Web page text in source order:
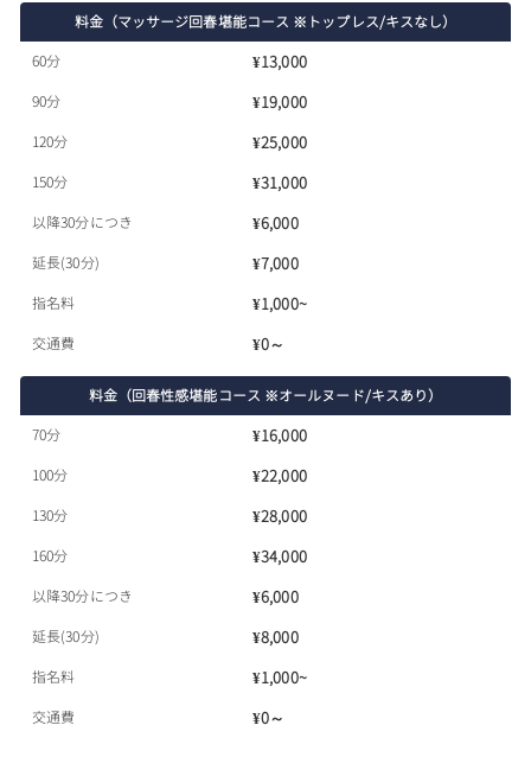
料金（マッサージ回春堪能コース ※トップレス/キスなし）
60分
¥13,000
90分 ¥19,000
120分 ¥25,000
150分 ¥31,000
以降30分につき ¥6,000
延長(30分) ¥7,000
指名料 ¥1,000~
交通費 ¥0～
料金（回春性感堪能コース ※オールヌード/キスあり）
70分
¥16,000
100分 ¥22,000
130分 ¥28,000
160分 ¥34,000
以降30分につき ¥6,000
延長(30分) ¥8,000
指名料 ¥1,000~
交通費 ¥0～